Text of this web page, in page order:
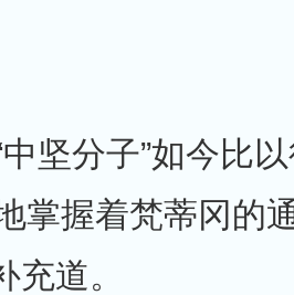
坚分子”如今比
掌握着梵蒂冈的
充道。